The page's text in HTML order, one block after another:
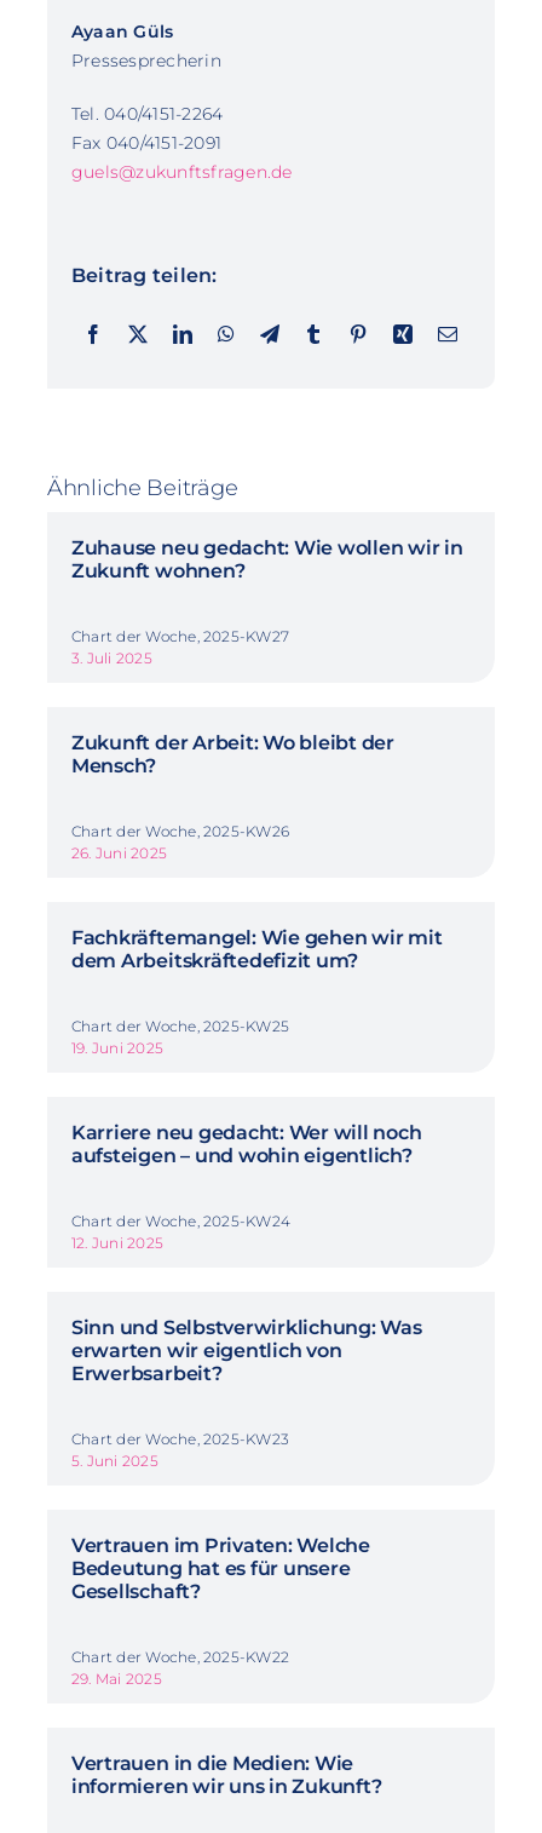
Ayaan Güls
Pressesprecherin
Tel. 040/4151-2264
Fax 040/4151-2091
guels@zukunftsfragen.de
Beitrag teilen:
Ähnliche Beiträge
Zuhause neu gedacht: Wie wollen wir in
Zukunft wohnen?
Chart der Woche, 2025-KW27
3. Juli 2025
Zukunft der Arbeit: Wo bleibt der
Mensch?
Chart der Woche, 2025-KW26
26. Juni 2025
Fachkräftemangel: Wie gehen wir mit
dem Arbeitskräftedefizit um?
Chart der Woche, 2025-KW25
19. Juni 2025
Karriere neu gedacht: Wer will noch
aufsteigen – und wohin eigentlich?
Chart der Woche, 2025-KW24
12. Juni 2025
Sinn und Selbstverwirklichung: Was
erwarten wir eigentlich von
Erwerbsarbeit?
Chart der Woche, 2025-KW23
5. Juni 2025
Vertrauen im Privaten: Welche
Bedeutung hat es für unsere
Gesellschaft?
Chart der Woche, 2025-KW22
29. Mai 2025
Vertrauen in die Medien: Wie
informieren wir uns in Zukunft?